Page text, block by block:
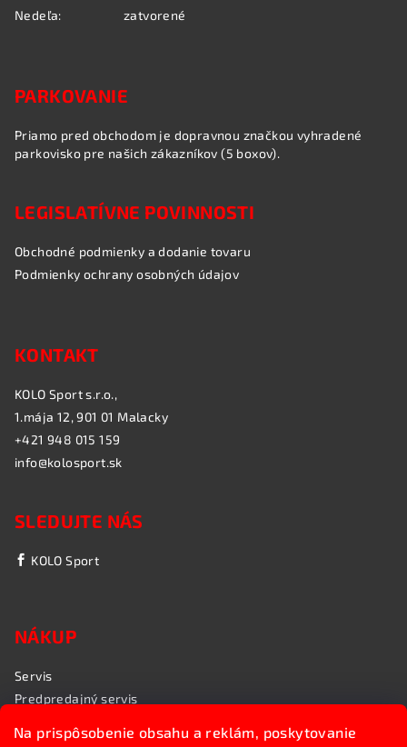
Na prispôsobenie obsahu a reklám, poskytovanie
Nedeľa:
zatvorené
PARKOVANIE
Priamo pred obchodom je dopravnou značkou vyhradené
parkovisko pre našich zákazníkov (5 boxov).
LEGISLATÍVNE POVINNOSTI
Obchodné podmienky a dodanie tovaru
Podmienky ochrany osobných údajov
KONTAKT
KOLO Sport s.r.o.,
1.mája 12, 901 01 Malacky
+421 948 015 159
info@kolosport.sk
SLEDUJTE NÁS
KOLO Sport
NÁKUP
Servis
Predpredajný servis
Rozvoz bicyklov